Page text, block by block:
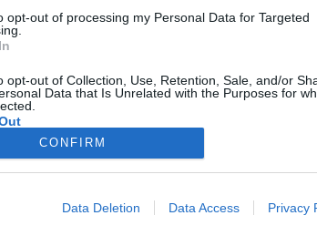
opt-out of processing my Personal Data for Targeted
opt-out of Collection, Use, Retention, Sale, and/or
Data that Is Unrelated with the Purposes for
CONFIRM
Data Deletion Data Access Privacy